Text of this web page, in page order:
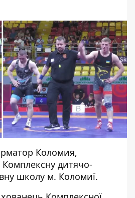
Коломия,
Комплексну дитячо-
школу м. Коломиї.